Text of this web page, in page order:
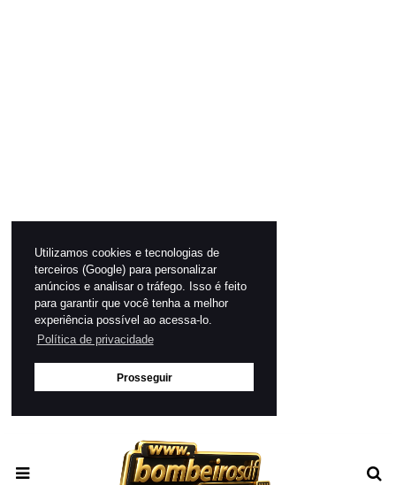
Utilizamos cookies e tecnologias de
terceiros (Google) para personalizar
anúncios e analisar o tráfego. Isso é feito
para garantir que você tenha a melhor
experiência possível ao acessa-lo.
Política de privacidade
Prosseguir